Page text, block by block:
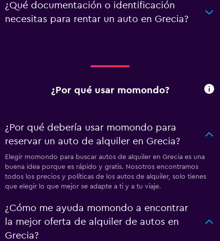
¿Qué documentación o identificación
necesitas para rentar un auto en Grecia?
¿Por qué usar momondo?
¿Por qué debería usar momondo para
reservar un auto de alquiler en Grecia?
Elegir momondo para buscar autos de alquiler en Grecia es una
buena idea porque es rápido y gratis. Nosotros encontramos
todos los precios y políticas de los autos de alquiler, solo tienes
que elegir lo que mejor se adapte a ti y a tu viaje.
¿Cómo me ayuda momondo a encontrar
la mejor oferta de alquiler de autos en
Grecia?